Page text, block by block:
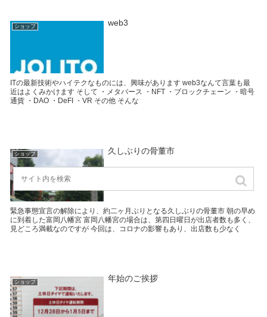
ショップ web3
ITの最新技術やハイテクなものには、興味があります web3なんて言葉も最
近はよくみかけます そして ・メタバース ・NFT ・ブロックチェーン ・暗号
通貨 ・DAO ・DeFI ・VR その他 そんな
ショップ 久しぶりの骨董市
緊急事態宣言の解除により、約二ヶ月ぶりとなる久しぶりの骨董市 朝の早め
に到着した富岡八幡宮 富岡八幡宮の場合は、第四日曜日が出店者数も多く、
見どころ満載なのですが 今回は、コロナの影響もあり、出店数も少なく
ショップ 年始のご挨拶